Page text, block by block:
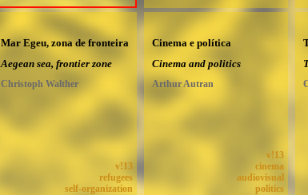
Mar Egeu, zona de fronteira
Aegean sea, frontier zone
Christoph Walther
v!13
refugees
self-organization
Cinema e política
Cinema and politics
Arthur Autran
v!13
cinema
audiovisual
politics